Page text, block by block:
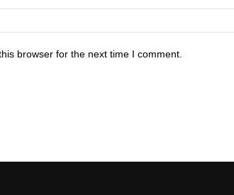
browser for the next time I comment.